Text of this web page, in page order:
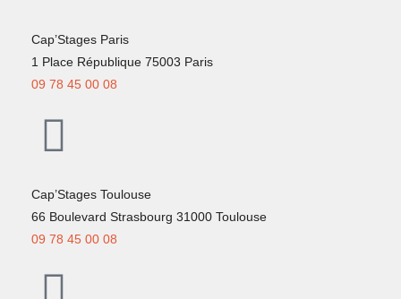
Cap’Stages Paris
1 Place République 75003 Paris
09 78 45 00 08
Cap’Stages Toulouse
66 Boulevard Strasbourg 31000 Toulouse
09 78 45 00 08